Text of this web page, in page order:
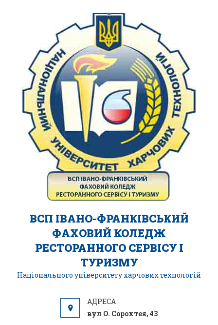
ВСП ІВАНО-ФРАНКІВСЬКИЙ
ФАХОВИЙ КОЛЕДЖ
РЕСТОРАННОГО СЕРВІСУ І
ТУРИЗМУ
Національного університету харчових технологій
вул О. Сорохтея, 43